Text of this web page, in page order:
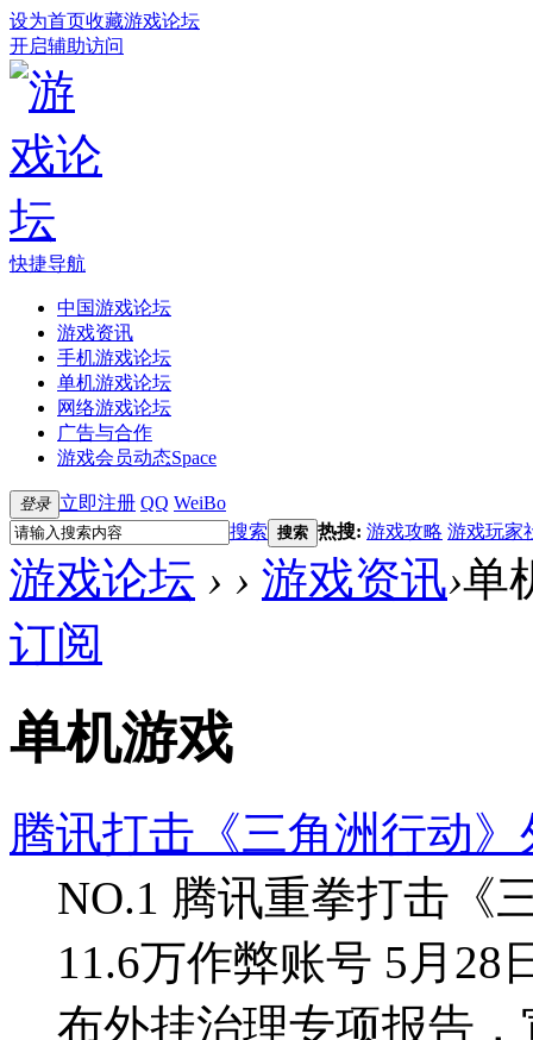
设为首页收藏游戏论坛
开启辅助访问
快捷导航
中国游戏论坛
游戏资讯
手机游戏论坛
单机游戏论坛
网络游戏论坛
广告与合作
游戏会员动态Space
登录 立即注册 QQ WeiBo
搜索 搜索 热搜: 游戏攻略 游戏玩家
游戏论坛 › › 游戏资讯›单
订阅
单机游戏
腾讯打击《三角洲行动
NO.1 腾讯重拳打击《
11.6万作弊账号 5月28
布外挂治理专项报告